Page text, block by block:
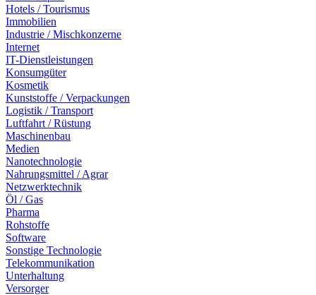
Hotels / Tourismus
Immobilien
Industrie / Mischkonzerne
Internet
IT-Dienstleistungen
Konsumgüter
Kosmetik
Kunststoffe / Verpackungen
Logistik / Transport
Luftfahrt / Rüstung
Maschinenbau
Medien
Nanotechnologie
Nahrungsmittel / Agrar
Netzwerktechnik
Öl / Gas
Pharma
Rohstoffe
Software
Sonstige Technologie
Telekommunikation
Unterhaltung
Versorger